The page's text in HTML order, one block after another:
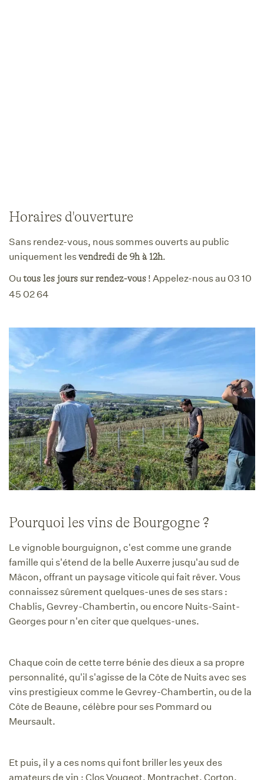
Horaires d'ouverture
Sans rendez-vous, nous sommes ouverts au public
uniquement lesvendredi de 9h à 12h.
Ou tous les jours sur rendez-vous ! Appelez-nous au 03 10
45 02 64
Pourquoi les vins de Bourgogne ?
Le vignoble bourguignon, c'est comme une grande
famille qui s'étend de la belle Auxerre jusqu'au sud de
Mâcon, offrant un paysage viticole qui fait rêver. Vous
connaissez sûrement quelques-unes de ses stars :
Chablis, Gevrey-Chambertin, ou encore Nuits-Saint-
Georges pour n'en citer que quelques-unes.
Chaque coin de cette terre bénie des dieux a sa propre
personnalité, qu'il s'agisse de la Côte de Nuits avec ses
vins prestigieux comme le Gevrey-Chambertin, ou de la
Côte de Beaune, célèbre pour ses Pommard ou
Meursault.
Et puis, il y a ces noms qui font briller les yeux des
amateurs de vin : Clos Vougeot, Montrachet, Corton,